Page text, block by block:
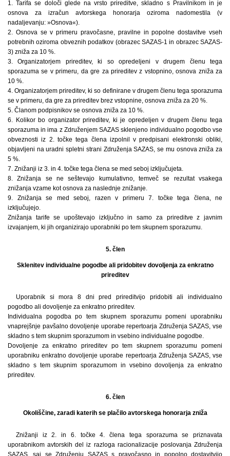
1. Tarifa se določi glede na vrsto prireditve, skladno s Pravilnikom in je
osnova za izračun avtorskega honorarja oziroma nadomestila (v
nadaljevanju: »Osnova«).
2. Osnova se v primeru pravočasne, pravilne in popolne dostavitve vseh
potrebnih oziroma obveznih podatkov (obrazec SAZAS-1 in obrazec SAZAS-
3) zniža za 10 %.
3. Organizatorjem prireditev, ki so opredeljeni v drugem členu tega
sporazuma se v primeru, da gre za prireditev z vstopnino, osnova zniža za
10 %.
4. Organizatorjem prireditev, ki so definirane v drugem členu tega sporazuma
se v primeru, da gre za prireditev brez vstopnine, osnova zniža za 20 %.
5. Članom podpisnikov se osnova zniža za 10 %.
6. Kolikor bo organizator prireditev, ki je opredeljen v drugem členu tega
sporazuma in ima z Združenjem SAZAS sklenjeno individualno pogodbo vse
obveznosti iz 2. točke tega člena izpolnil v predpisani elektronski obliki,
objavljeni na uradni spletni strani Združenja SAZAS, se mu osnova zniža za
5 %.
7. Znižanji iz 3. in 4. točke tega člena se med seboj izključujeta.
8. Znižanja se ne seštevajo kumulativno, temveč se rezultat vsakega
znižanja vzame kot osnova za naslednje znižanje.
9. Znižanja se med seboj, razen v primeru 7. točke tega člena, ne
izključujejo.
Znižanja tarife se upoštevajo izključno in samo za prireditve z javnim
izvajanjem, ki jih organizirajo uporabniki po tem skupnem sporazumu.
5. člen
Sklenitev individualne pogodbe ali pridobitev dovoljenja za enkratno
prireditev
Uporabnik si mora 8 dni pred prireditvijo pridobiti ali individualno
pogodbo ali dovoljenje za enkratno prireditev.
Individualna pogodba po tem skupnem sporazumu pomeni uporabniku
vnaprejšnje pavšalno dovoljenje uporabe repertoarja Združenja SAZAS, vse
skladno s tem skupnim sporazumom in vsebino individualne pogodbe.
Dovoljenje za enkratno prireditev po tem skupnem sporazumu pomeni
uporabniku enkratno dovoljenje uporabe repertoarja Združenja SAZAS, vse
skladno s tem skupnim sporazumom in vsebino dovoljenja za enkratno
prireditev.
6. člen
Okoliščine, zaradi katerih se plačilo avtorskega honorarja zniža
Znižanji iz 2. in 6. točke 4. člena tega sporazuma se priznavata
uporabnikom avtorskih del iz razloga racionalizacije poslovanja Združenja
SAZAS, saj se Združenju SAZAS s pravočasno in popolno dostavitvijo